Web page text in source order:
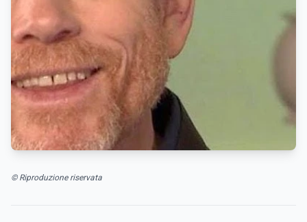
© Riproduzione riservata